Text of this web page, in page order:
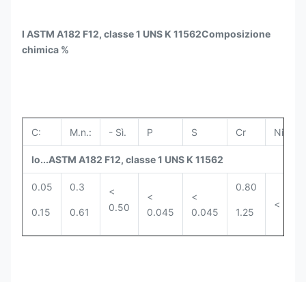
I ASTM A182 F12, classe 1 UNS K 11562Composizione
chimica %
C: M.n.: - Sì. P S Cr Ni
Io...ASTM A182 F12, classe 1 UNS K 11562
0.05
0.15
0.3
0.61
<
0.50
<
0.045
<
0.045
0.80
1.25
<